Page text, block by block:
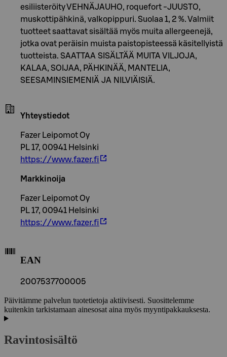
esiliisteröity VEHNÄJAUHO, roquefort -JUUSTO,
muskottipähkinä, valkopippuri. Suolaa 1, 2 %. Valmiit
tuotteet saattavat sisältää myös muita allergeenejä,
jotka ovat peräisin muista paistopisteessä käsitellyistä
tuotteista. SAATTAA SISÄLTÄÄ MUITA VILJOJA,
KALAA, SOIJAA, PÄHKINÄÄ, MANTELIA,
SEESAMINSIEMENIÄ JA NILVIÄISIÄ.
Yhteystiedot
Fazer Leipomot Oy
PL 17, 00941 Helsinki
https://www.fazer.fi
Markkinoija
Fazer Leipomot Oy
PL 17, 00941 Helsinki
https://www.fazer.fi
EAN
2007537700005
Päivitämme palvelun tuotetietoja aktiivisesti. Suosittelemme
kuitenkin tarkistamaan ainesosat aina myös myyntipakkauksesta.
Ravintosisältö